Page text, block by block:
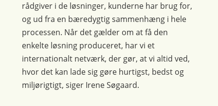
rådgiver i de løsninger, kunderne har brug for,
og ud fra en bæredygtig sammenhæng i hele
processen. Når det gælder om at få den
enkelte løsning produceret, har vi et
internationalt netværk, der gør, at vi altid ved,
hvor det kan lade sig gøre hurtigst, bedst og
miljørigtigt, siger Irene Søgaard.